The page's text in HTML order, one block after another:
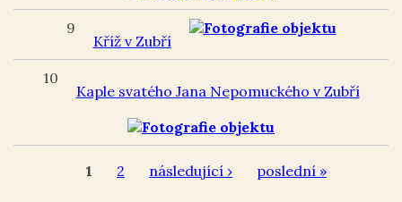
9
Kříž v Zubří
10
Kaple svatého Jana Nepomuckého v Zubří
1 2 následující › poslední »